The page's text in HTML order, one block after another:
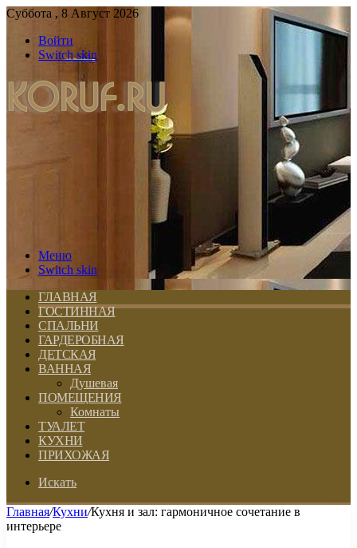
Суббота , 8 Август 2026
Войти
Switch skin
Меню
Switch skin
ГЛАВНАЯ
ГОСТИННАЯ
СПАЛЬНИ
ГАРДЕРОБНАЯ
ДЕТСКАЯ
ВАННАЯ
Душевая
ПОМЕЩЕНИЯ
Комнаты
ТУАЛЕТ
КУХНИ
ПРИХОЖАЯ
Искать
Главная/Кухни/Кухня и зал: гармоничное сочетание в
интерьере